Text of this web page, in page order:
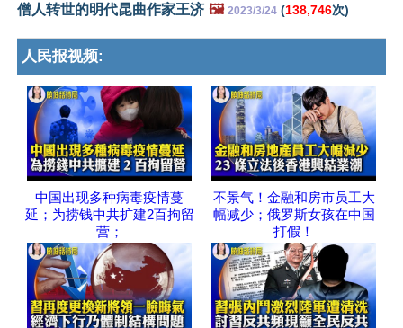
僧人转世的明代昆曲作家王济 🖼️ 2023/3/24 (138,746次)
人民报视频:
中国出现多种病毒疫情蔓
延；为捞钱中共扩建2百拘留
营；
不景气！金融和房市员工大
幅减少；俄罗斯女孩在中国
打假！